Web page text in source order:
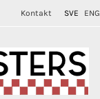
Kontakt SVE ENG